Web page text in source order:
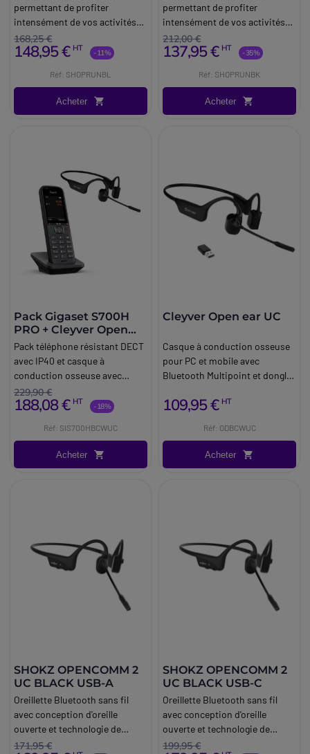
permettant de profiter
intensément de vos activités
sportives.
168,25 €
148,95 € HT -11%
Réf: SHOPRUNBL
Acheter
permettant de profiter
intensément de vos activités
sportives.
212,00 €
137,95 € HT -35%
Réf: SHOPRUNBK
Acheter
Pack Gigaset S700H
PRO + Cleyver Open
ear UC
Pack téléphone résistant DECT
avec IP40 et casque à
conduction osseuse avec
connectivité Bluetooth et
longue autonomie pour une
229,90 €
188,08 € HT -18%
Réf: SIS700HBCWUC
Acheter
Cleyver Open ear UC
Casque à conduction osseuse
pour PC et mobile avec
Bluetooth Multipoint et dongle
109,95 € HT
Réf: ODBCWUC
Acheter
SHOKZ OPENCOMM 2
UC BLACK USB-A
Oreillette Bluetooth sans fil
avec conception d'oreille
ouverte et technologie de
conduction osseuse.
171,95 €
SHOKZ OPENCOMM 2
UC BLACK USB-C
Oreillette Bluetooth sans fil
avec conception d'oreille
ouverte et technologie de
conduction osseuse.
199,95 €